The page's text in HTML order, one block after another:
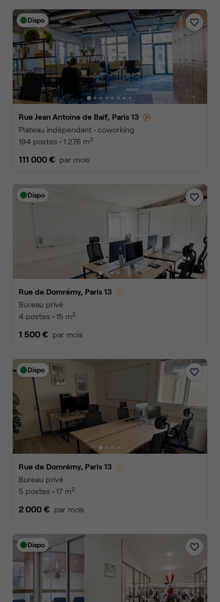
Dispo
Rue Jean Antoine de Baïf, Paris 13
Plateau indépendant • coworking
194 postes • 1 276 m2
111 000 € par mois
Dispo
Rue de Domrémy, Paris 13
Bureau privé
4 postes • 15 m2
1 500 € par mois
Dispo
Rue de Domrémy, Paris 13
Bureau privé
5 postes • 17 m2
2 000 € par mois
Dispo